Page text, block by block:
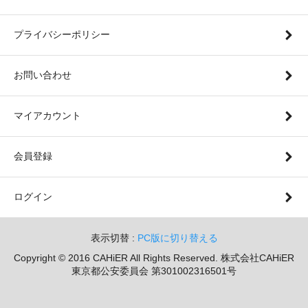
プライバシーポリシー
お問い合わせ
マイアカウント
会員登録
ログイン
表示切替 : PC版に切り替える
Copyright © 2016 CAHiER All Rights Reserved. 株式会社CAHiER
東京都公安委員会 第301002316501号